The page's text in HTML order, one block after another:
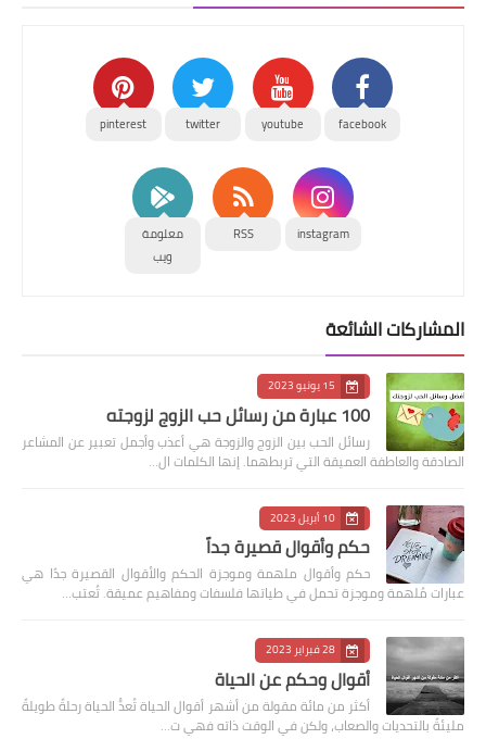
facebook
youtube
twitter
pinterest
instagram
RSS
معلومة
ويب
المشاركات الشائعة
15 يونيو 2023
100 عبارة من رسائل حب الزوج لزوجته
رسائل الحب بين الزوج والزوجة هي أعذب وأجمل تعبير عن المشاعر
الصادقة والعاطفة العميقة التي تربطهما. إنها الكلمات ال…
10 أبريل 2023
حكم وأقوال قصيرة جداً
حكم وأقوال ملهمة وموجزة الحكم والأقوال القصيرة جدًا هي
عبارات مُلهمة وموجزة تحمل في طياتها فلسفات ومفاهيم عميقة. تُعتب…
28 فبراير 2023
أقوال وحكم عن الحياة
أكثر من مائة مقولة من أشهر أقوال الحياة تُعدُّ الحياة رحلةً طويلةً
مليئةً بالتحديات والصعاب، ولكن في الوقت ذاته فهي ت…